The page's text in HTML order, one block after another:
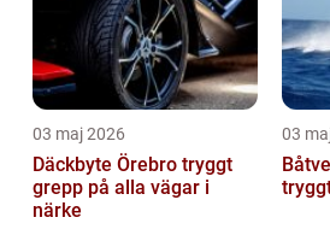
03 maj 2026
Däckbyte Örebro tryggt
grepp på alla vägar i
närke
03